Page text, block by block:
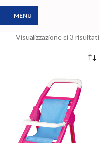
MENU
Visualizzazione di 3 risultati